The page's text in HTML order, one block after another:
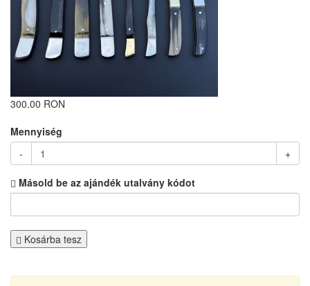
300.00 RON
Mennyiség
-
+
Másold be az ajándék utalvány kódot
Kosárba tesz